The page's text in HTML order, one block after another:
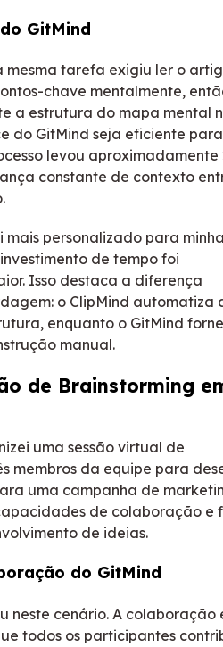
GitMind
mesma tarefa exigiu ler o
chave mentalmente,
a estrutura do mapa mental
do GitMind seja eficiente para
levou aproximadamente
constante de contexto
mais personalizado para
de tempo foi
Isso destaca a diferença
o ClipMind automatiza
enquanto o GitMind
manual.
de Brainstorming
uma sessão virtual de
membros da equipe para
uma campanha de
de colaboração e
de ideias.
do GitMind
neste cenário. A colaboração
todos os participantes